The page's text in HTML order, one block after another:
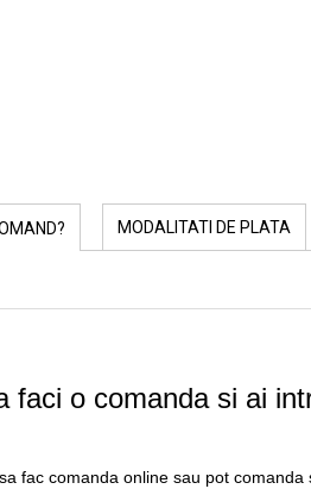
MODALITATI DE PLATA
faci o comanda si ai
fac comanda online sau pot comanda